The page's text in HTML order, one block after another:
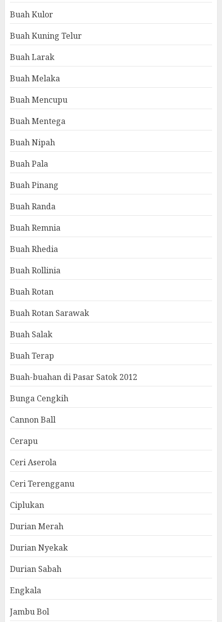
Buah Kulor
Buah Kuning Telur
Buah Larak
Buah Melaka
Buah Mencupu
Buah Mentega
Buah Nipah
Buah Pala
Buah Pinang
Buah Randa
Buah Remnia
Buah Rhedia
Buah Rollinia
Buah Rotan
Buah Rotan Sarawak
Buah Salak
Buah Terap
Buah-buahan di Pasar Satok 2012
Bunga Cengkih
Cannon Ball
Cerapu
Ceri Aserola
Ceri Terengganu
Ciplukan
Durian Merah
Durian Nyekak
Durian Sabah
Engkala
Jambu Bol